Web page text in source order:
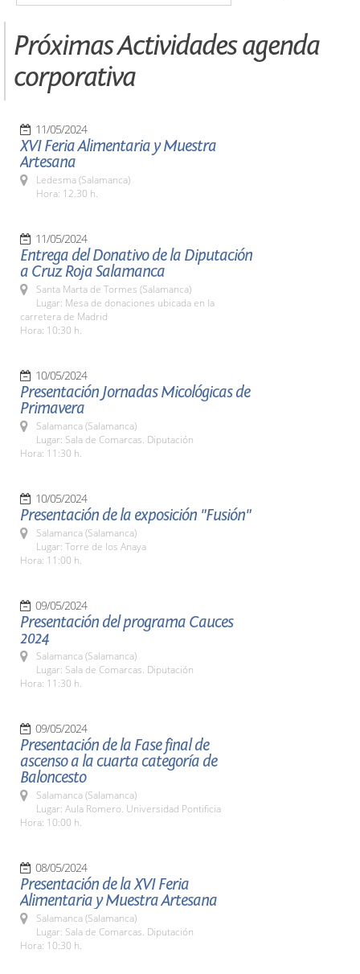
Próximas Actividades agenda
corporativa
11/05/2024
XVI Feria Alimentaria y Muestra
Artesana
Ledesma (Salamanca)
Hora: 12.30 h.
11/05/2024
Entrega del Donativo de la Diputación
a Cruz Roja Salamanca
Santa Marta de Tormes (Salamanca)
Lugar: Mesa de donaciones ubicada en la
carretera de Madrid
Hora: 10:30 h.
10/05/2024
Presentación Jornadas Micológicas de
Primavera
Salamanca (Salamanca)
Lugar: Sala de Comarcas. Diputación
Hora: 11:30 h.
10/05/2024
Presentación de la exposición "Fusión"
Salamanca (Salamanca)
Lugar: Torre de los Anaya
Hora: 11:00 h.
09/05/2024
Presentación del programa Cauces
2024
Salamanca (Salamanca)
Lugar: Sala de Comarcas. Diputación
Hora: 11:30 h.
09/05/2024
Presentación de la Fase final de
ascenso a la cuarta categoría de
Baloncesto
Salamanca (Salamanca)
Lugar: Aula Romero. Universidad Pontificia
Hora: 10:00 h.
08/05/2024
Presentación de la XVI Feria
Alimentaria y Muestra Artesana
Salamanca (Salamanca)
Lugar: Sala de Comarcas. Diputación
Hora: 10:30 h.